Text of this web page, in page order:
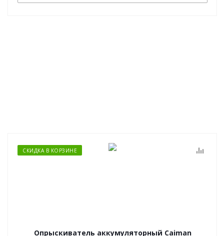
СКИДКА В КОРЗИНЕ
Опрыскиватель аккумуляторный Caiman